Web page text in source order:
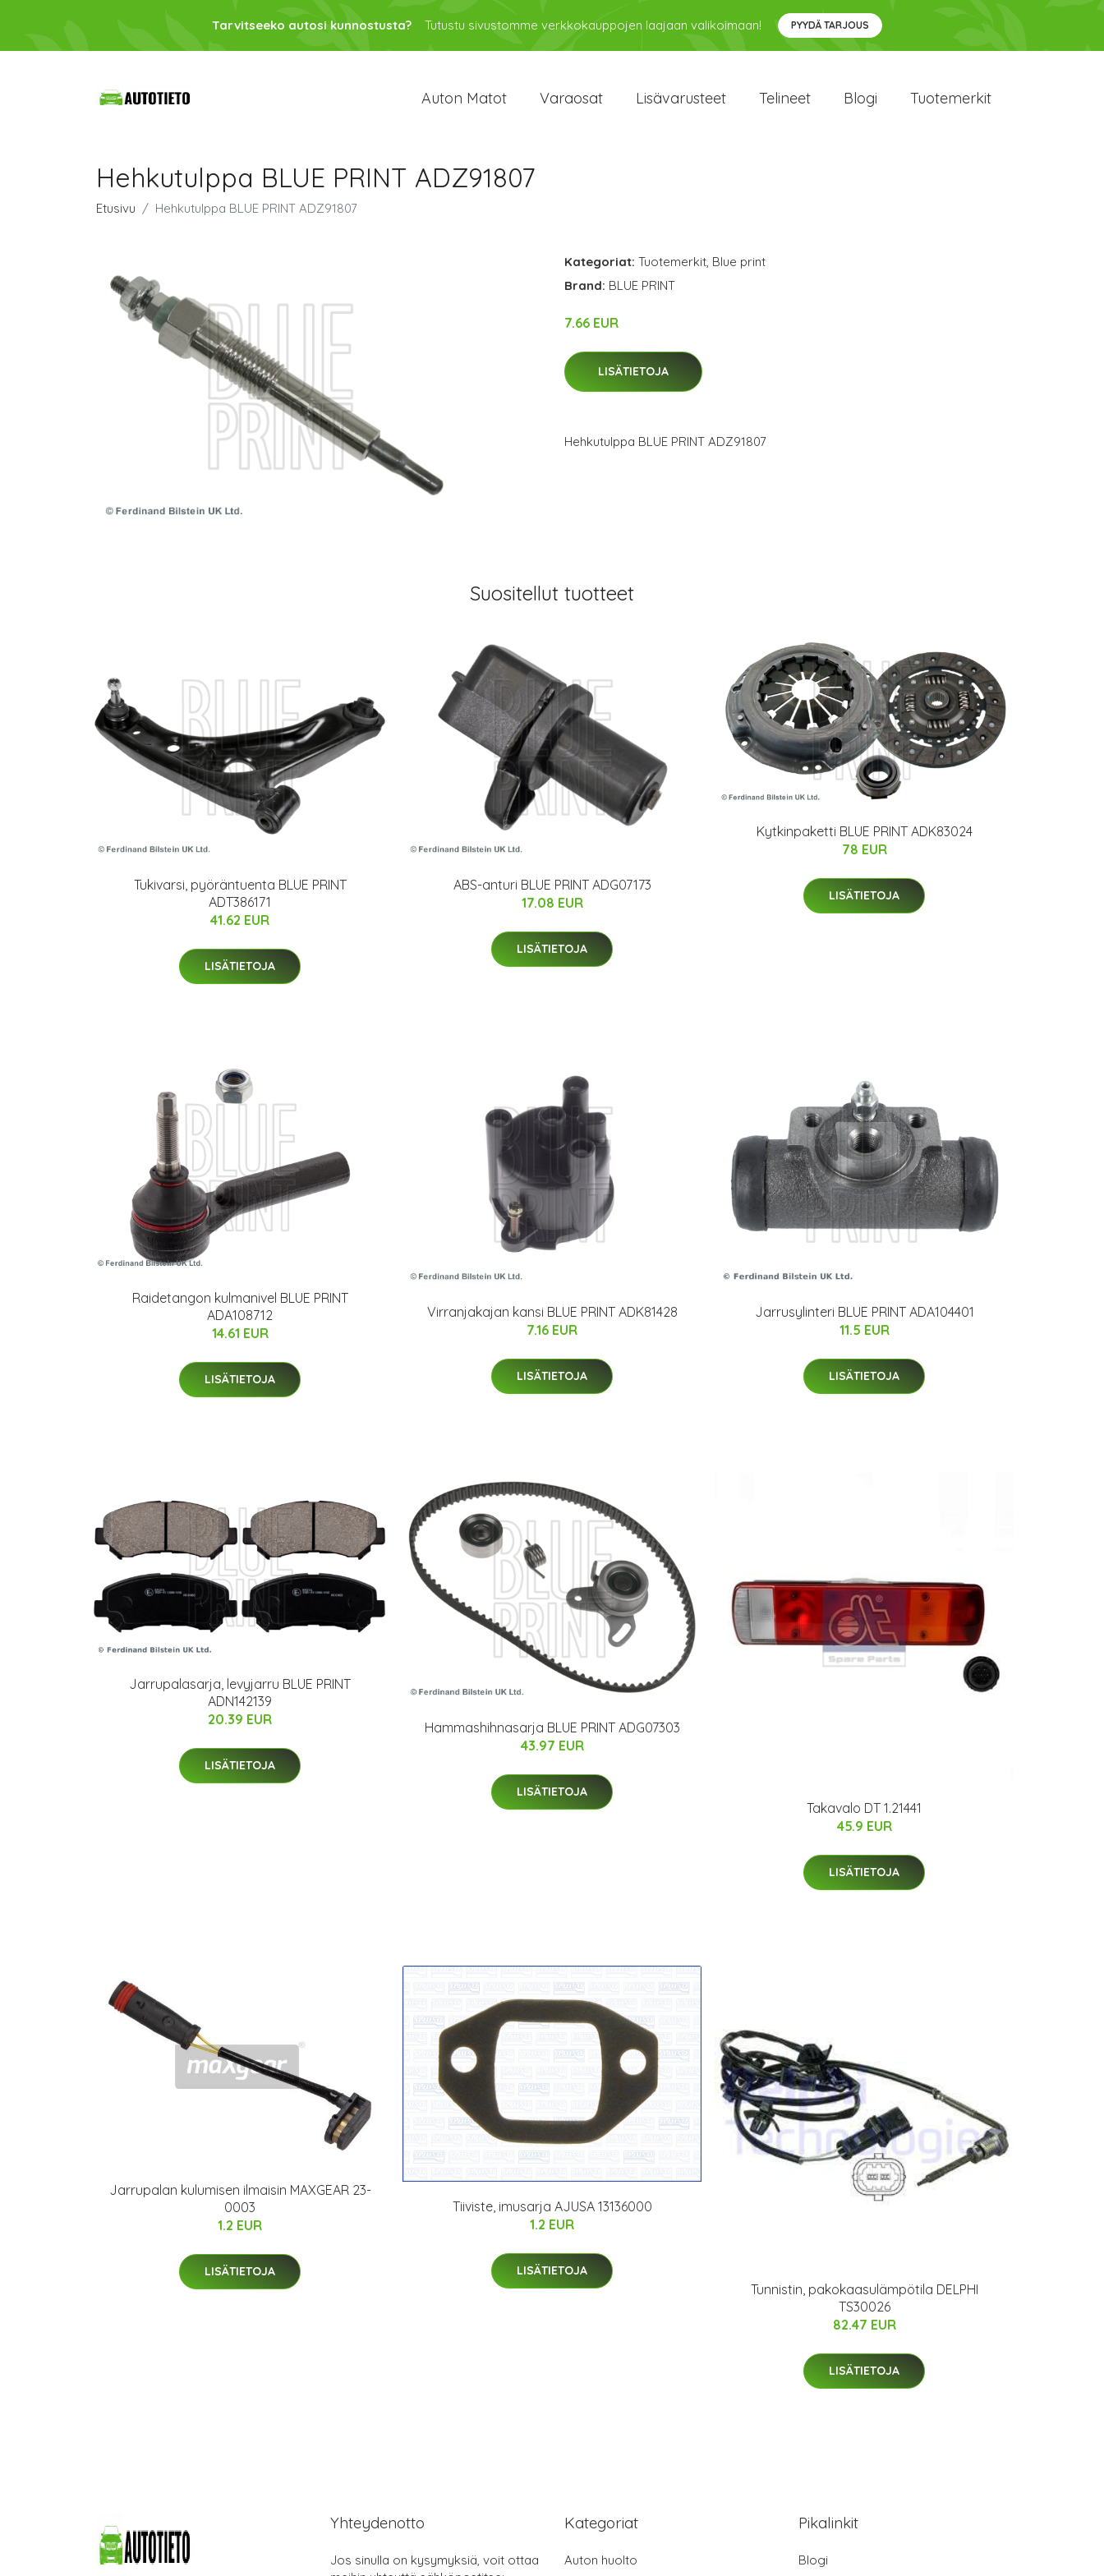
Tarvitseeko autosi kunnostusta? Tutustu sivustomme verkkokauppojen laajaan valikoimaan! PYYDÄ TARJOUS
Auton Matot Varaosat Lisävarusteet Telineet Blogi Tuotemerkit
Hehkutulppa BLUE PRINT ADZ91807
Etusivu Hehkutulppa BLUE PRINT ADZ91807
Kategoriat: Tuotemerkit, Blue print
Brand: BLUE PRINT
7.66 EUR
LISÄTIETOJA
Hehkutulppa BLUE PRINT ADZ91807
Suositellut tuotteet
Tukivarsi, pyöräntuenta BLUE PRINT
ADT386171
41.62 EUR
LISÄTIETOJA
ABS-anturi BLUE PRINT ADG07173
17.08 EUR
LISÄTIETOJA
Kytkinpaketti BLUE PRINT ADK83024
78 EUR
LISÄTIETOJA
Raidetangon kulmanivel BLUE PRINT
ADA108712
14.61 EUR
LISÄTIETOJA
Virranjakajan kansi BLUE PRINT ADK81428
7.16 EUR
LISÄTIETOJA
Jarrusylinteri BLUE PRINT ADA104401
11.5 EUR
LISÄTIETOJA
Jarrupalasarja, levyjarru BLUE PRINT
ADN142139
20.39 EUR
LISÄTIETOJA
Hammashihnasarja BLUE PRINT ADG07303
43.97 EUR
LISÄTIETOJA
Takavalo DT 1.21441
45.9 EUR
LISÄTIETOJA
Jarrupalan kulumisen ilmaisin MAXGEAR 23-
0003
1.2 EUR
LISÄTIETOJA
Tiiviste, imusarja AJUSA 13136000
1.2 EUR
LISÄTIETOJA
Tunnistin, pakokaasulämpötila DELPHI
TS30026
82.47 EUR
LISÄTIETOJA
Yhteydenotto
Jos sinulla on kysymyksiä, voit ottaa
Kategoriat
Auton huolto
Pikalinkit
Blogi